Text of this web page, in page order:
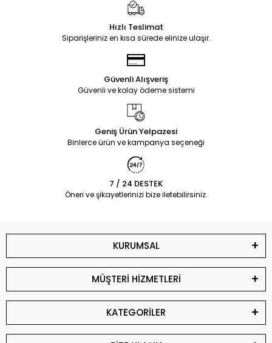
Hızlı Teslimat
Siparişleriniz en kısa sürede elinize ulaşır.
Güvenli Alışveriş
Güvenli ve kolay ödeme sistemi
Geniş Ürün Yelpazesi
Binlerce ürün ve kampanya seçeneği
7 / 24 DESTEK
Öneri ve şikayetlerinizi bize iletebilirsiniz.
KURUMSAL
MÜŞTERİ HİZMETLERİ
KATEGORİLER